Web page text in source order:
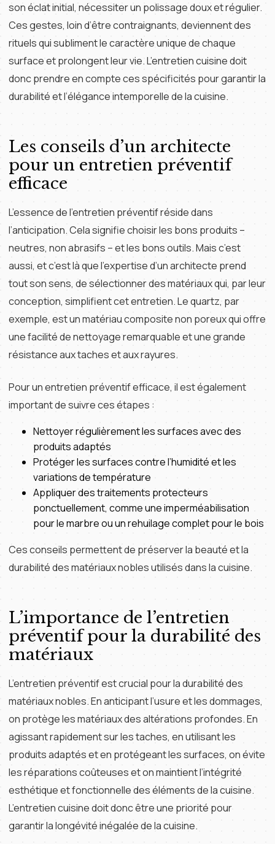
son éclat initial, nécessiter un polissage doux et régulier.
Ces gestes, loin d’être contraignants, deviennent des
rituels qui subliment le caractère unique de chaque
surface et prolongent leur vie. L’entretien cuisine doit
donc prendre en compte ces spécificités pour garantir la
durabilité et l’élégance intemporelle de la cuisine.
Les conseils d’un architecte
pour un entretien préventif
efficace
L’essence de l’entretien préventif réside dans
l’anticipation. Cela signifie choisir les bons produits –
neutres, non abrasifs – et les bons outils. Mais c’est
aussi, et c’est là que l’expertise d’un architecte prend
tout son sens, de sélectionner des matériaux qui, par leur
conception, simplifient cet entretien. Le quartz, par
exemple, est un matériau composite non poreux qui offre
une facilité de nettoyage remarquable et une grande
résistance aux taches et aux rayures.
Pour un entretien préventif efficace, il est également
important de suivre ces étapes :
Nettoyer régulièrement les surfaces avec des
produits adaptés
Protéger les surfaces contre l’humidité et les
variations de température
Appliquer des traitements protecteurs
ponctuellement, comme une imperméabilisation
pour le marbre ou un rehuilage complet pour le bois
Ces conseils permettent de préserver la beauté et la
durabilité des matériaux nobles utilisés dans la cuisine.
L’importance de l’entretien
préventif pour la durabilité des
matériaux
L’entretien préventif est crucial pour la durabilité des
matériaux nobles. En anticipant l’usure et les dommages,
on protège les matériaux des altérations profondes. En
agissant rapidement sur les taches, en utilisant les
produits adaptés et en protégeant les surfaces, on évite
les réparations coûteuses et on maintient l’intégrité
esthétique et fonctionnelle des éléments de la cuisine.
L’entretien cuisine doit donc être une priorité pour
garantir la longévité inégalée de la cuisine.